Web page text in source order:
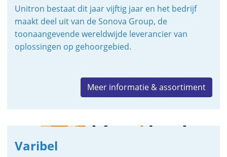
Unitron bestaat dit jaar vijftig jaar en het bedrijf
maakt deel uit van de Sonova Group, de
toonaangevende wereldwijde leverancier van
oplossingen op gehoorgebied.
Meer informatie & assortiment
Varibel